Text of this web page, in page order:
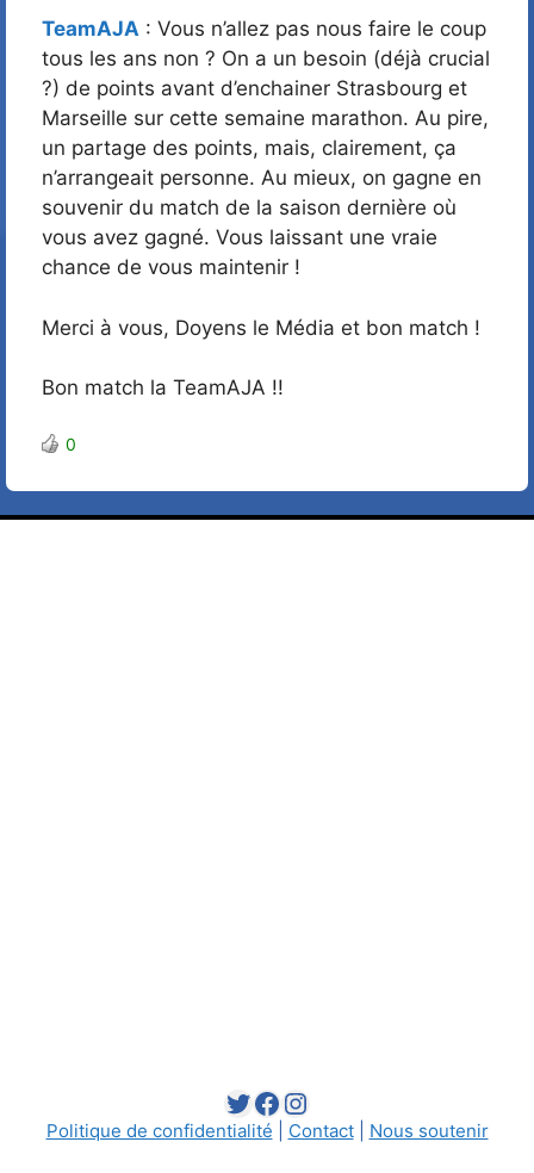
TeamAJA : Vous n’allez pas nous faire le coup
tous les ans non ? On a un besoin (déjà crucial
?) de points avant d’enchainer Strasbourg et
Marseille sur cette semaine marathon. Au pire,
un partage des points, mais, clairement, ça
n’arrangeait personne. Au mieux, on gagne en
souvenir du match de la saison dernière où
vous avez gagné. Vous laissant une vraie
chance de vous maintenir !
Merci à vous, Doyens le Média et bon match !
Bon match la TeamAJA !!
0
Twitter
Facebook
Instagram
Politique de confidentialité Contact| Nous soutenir